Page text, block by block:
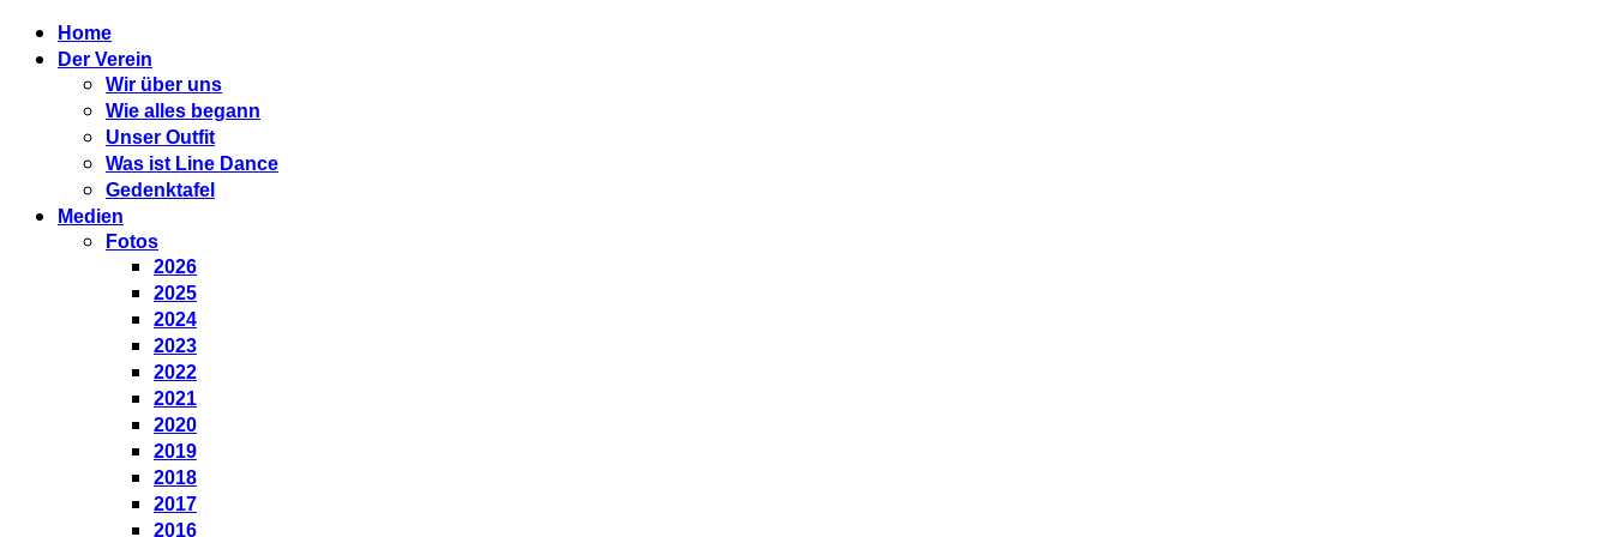
Home
Der Verein
Wir über uns
Wie alles begann
Unser Outfit
Was ist Line Dance
Gedenktafel
Medien
Fotos
2026
2025
2024
2023
2022
2021
2020
2019
2018
2017
2016